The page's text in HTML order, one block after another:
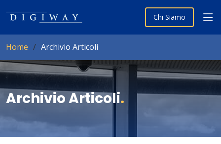
Chi Siamo
Home Archivio Articoli
Archivio Articoli.